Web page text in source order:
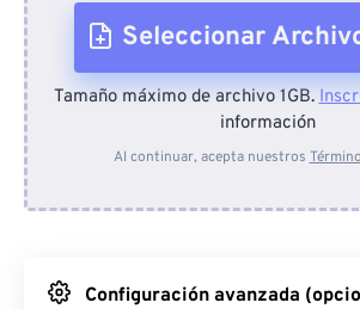
Seleccionar
Desde el dispositivo
Desde Google Drive
Tamaño máximo de archivo 1GB.
información
Al continuar, acepta nuestros
Configuración avanzada